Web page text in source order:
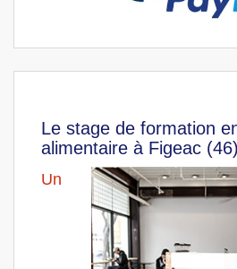
Le stage de formation
alimentaire à Figeac (46)
Un